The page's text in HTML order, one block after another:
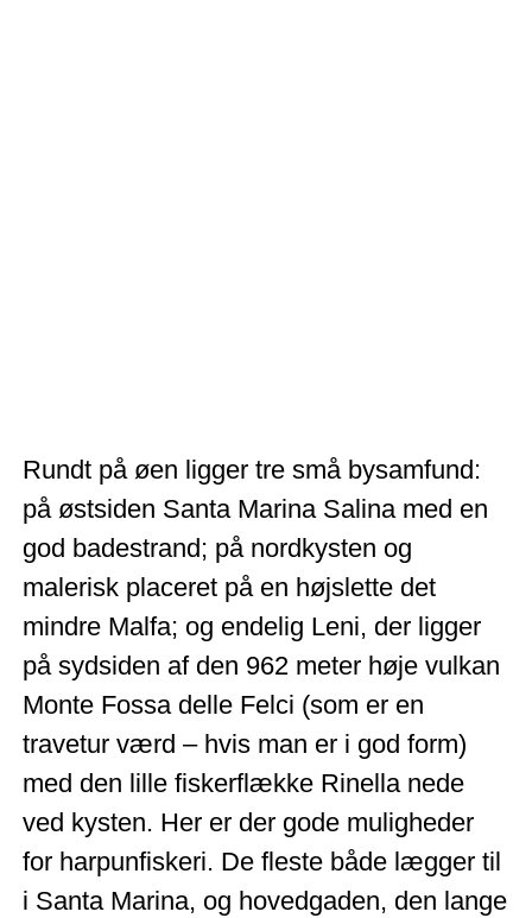
Rundt på øen ligger tre små bysamfund:
på østsiden Santa Marina Salina med en
god badestrand; på nordkysten og
malerisk placeret på en højslette det
mindre Malfa; og endelig Leni, der ligger
på sydsiden af den 962 meter høje vulkan
Monte Fossa delle Felci (som er en
travetur værd – hvis man er i god form)
med den lille fiskerflække Rinella nede
ved kysten. Her er der gode muligheder
for harpunfiskeri. De fleste både lægger til
i Santa Marina, og hovedgaden, den lange